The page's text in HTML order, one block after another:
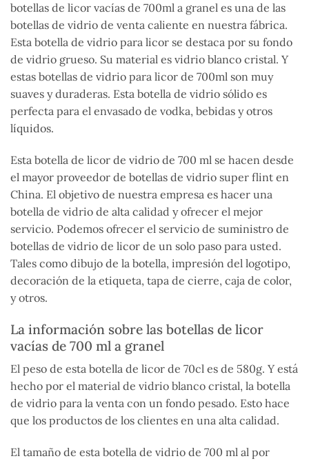
botellas de licor vacías de 700ml a granel es una de las
botellas de vidrio de venta caliente en nuestra fábrica.
Esta botella de vidrio para licor se destaca por su fondo
de vidrio grueso. Su material es vidrio blanco cristal. Y
estas botellas de vidrio para licor de 700ml son muy
suaves y duraderas. Esta botella de vidrio sólido es
perfecta para el envasado de vodka, bebidas y otros
líquidos.
Esta botella de licor de vidrio de 700 ml se hacen desde
el mayor proveedor de botellas de vidrio super flint en
China. El objetivo de nuestra empresa es hacer una
botella de vidrio de alta calidad y ofrecer el mejor
servicio. Podemos ofrecer el servicio de suministro de
botellas de vidrio de licor de un solo paso para usted.
Tales como dibujo de la botella, impresión del logotipo,
decoración de la etiqueta, tapa de cierre, caja de color,
y otros.
La información sobre las botellas de licor
vacías de 700 ml a granel
El peso de esta botella de licor de 70cl es de 580g. Y está
hecho por el material de vidrio blanco cristal, la botella
de vidrio para la venta con un fondo pesado. Esto hace
que los productos de los clientes en una alta calidad.
El tamaño de esta botella de vidrio de 700 ml al por